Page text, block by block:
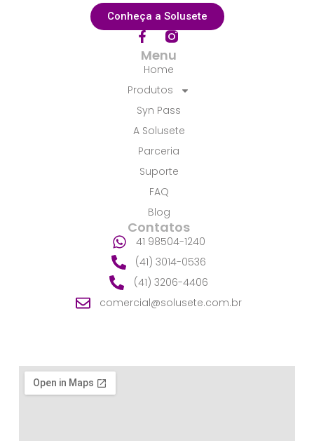
Conheça a Solusete
F
a
c
e
b
o
k
-
f
Menu
Home
Produtos
Syn Pass
A Solusete
Parceria
Suporte
FAQ
Blog
Contatos
41 98504-1240
(41) 3014-0536
(41) 3206-4406
comercial@solusete.com.br